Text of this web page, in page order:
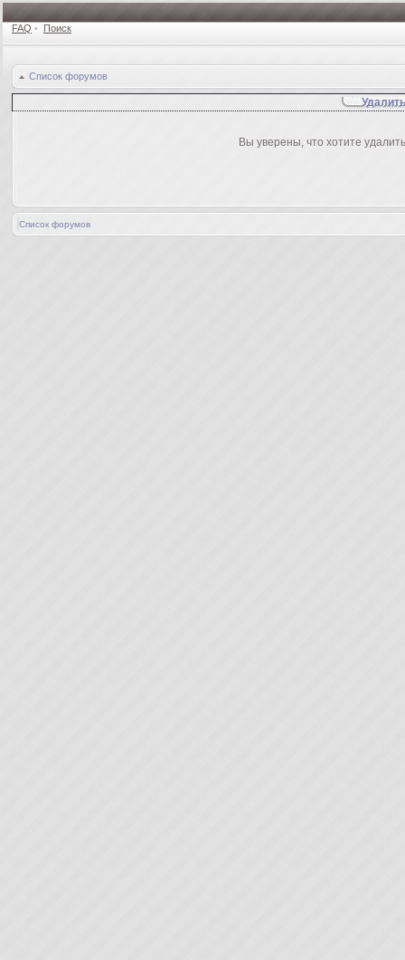
FAQ • Поиск
Список форумов
Вы уверены, что хотите
Список форумов